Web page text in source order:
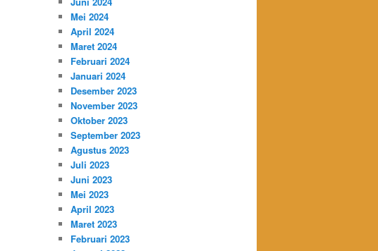
Mei 2024
April 2024
Maret 2024
Februari 2024
Januari 2024
Desember 2023
November 2023
Oktober 2023
September 2023
Agustus 2023
Juli 2023
Juni 2023
Mei 2023
April 2023
Maret 2023
Februari 2023